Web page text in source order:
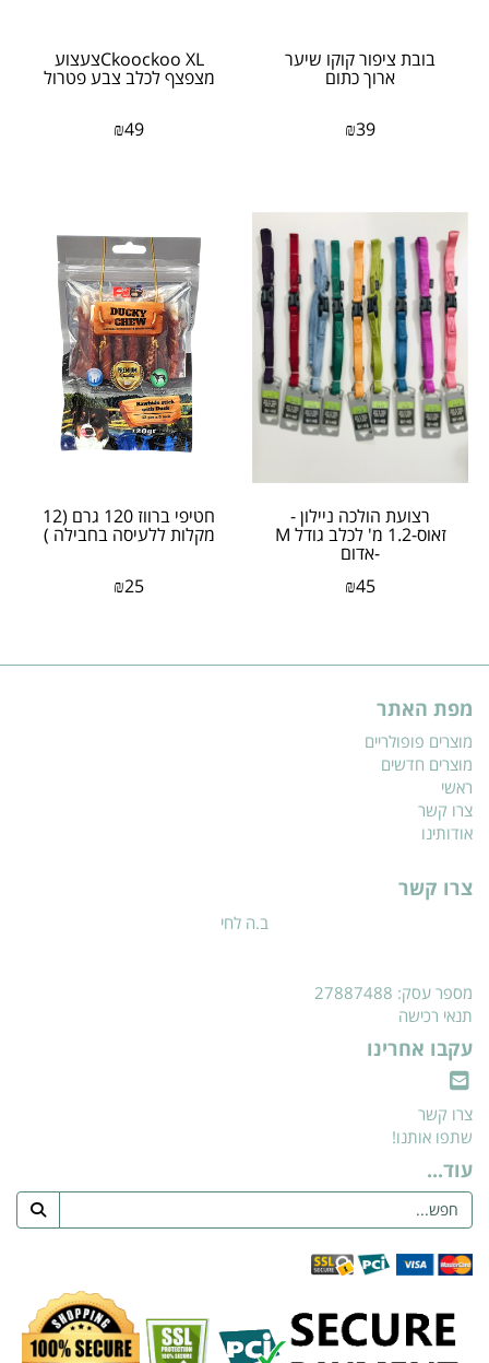
בובת ציפור קוקו שיער
ארוך כתום
₪39
Ckoockoo XLצעצוע
מצפצף לכלב צבע פטרול
₪49
רצועת הולכה ניילון -
זאוס-1.2 מ' לכלב גודל M
-אדום
₪45
חטיפי ברווז 120 גרם (12
מקלות ללעיסה בחבילה )
₪25
מפת האתר
מוצרים פופולריים
מוצרים חדשים
ראשי
צרו קשר
אודותינו
צרו קשר
ב.ה לחי
מספר עסק: 27887488
תנאי רכישה
עקבו אחרינו
צרו קשר
שתפו אותנו!
עוד...